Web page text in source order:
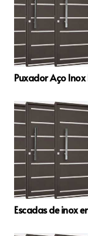
Puxador Aço
Escadas de inox